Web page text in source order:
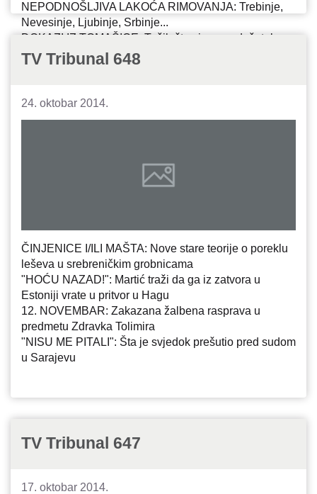
NEPODNOŠLJIVA LAKOĆA RIMOVANJA: Trebinje,
Nevesinje, Ljubinje, Srbinje...
DOKAZI IZ TOMAŠICE: Tužilaštvo igra produžetak
HRANA KAO ORUŽJE: Mladićeva strategija
TV Tribunal 648
24. oktobar 2014.
ČINJENICE I/ILI MAŠTA: Nove stare teorije o poreklu
leševa u srebreničkim grobnicama
"HOĆU NAZAD!": Martić traži da ga iz zatvora u
Estoniji vrate u pritvor u Hagu
12. NOVEMBAR: Zakazana žalbena rasprava u
predmetu Zdravka Tolimira
"NISU ME PITALI": Šta je svjedok prešutio pred sudom
u Sarajevu
TV Tribunal 647
17. oktobar 2014.